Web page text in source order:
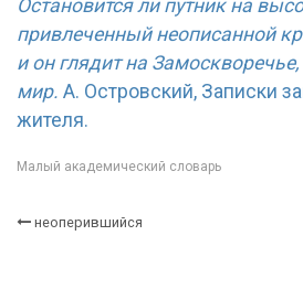
Остановится ли путник на
привлеченный неописанной
и он глядит на
мир. А. Островский, Записки
жителя.
Малый академический словарь
неоперившийся